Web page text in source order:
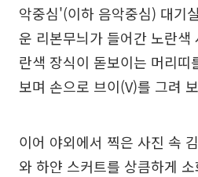
악중심'(이하 음악중심) 대기
운 리본무늬가 들어간 노란색
란색 장식이 돋보이는 머리띠
보며 손으로 브이(V)를 그려
이어 야외에서 찍은 사진 속
와 하얀 스커트를 상큼하게